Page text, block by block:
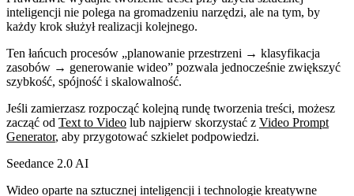
inteligencji nie polega na gromadzeniu narzędzi, ale na tym, by
każdy krok służył realizacji kolejnego.
Ten łańcuch procesów „planowanie przestrzeni → klasyfikacja
zasobów → generowanie wideo” pozwala jednocześnie zwiększyć
szybkość, spójność i skalowalność.
Jeśli zamierzasz rozpocząć kolejną rundę tworzenia treści, możesz
zacząć od Text to Video lub najpierw skorzystać z Video Prompt
Generator, aby przygotować szkielet podpowiedzi.
Seedance 2.0 AI
Wideo oparte na sztucznej inteligencji i technologie kreatywne